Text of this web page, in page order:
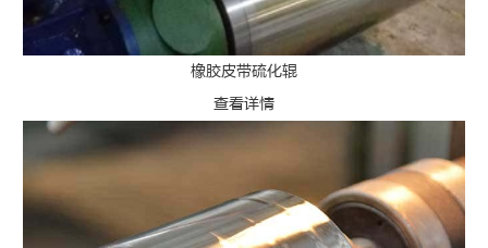
橡胶皮带硫化辊
查看详情